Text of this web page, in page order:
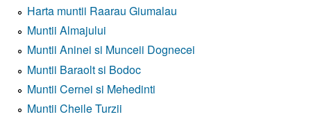
Harta muntii Raarau Giumalau
Muntii Almajului
Muntii Aninei si Munceii Dognecei
Muntii Baraolt si Bodoc
Muntii Cernei si Mehedinti
Muntii Cheile Turzii